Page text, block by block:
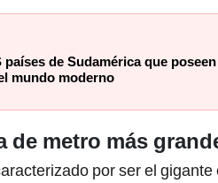
países de Sudamérica que
mundo moderno
de metro más
por ser el gigante